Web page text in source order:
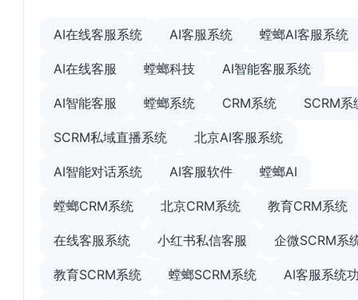
AI在线客服系统 AI客服系统 螳螂AI客服系统
AI在线客服 螳螂科技 AI智能客服系统
AI智能客服 螳螂系统 CRM系统 SCRM系
SCRM私域直播系统 北京AI客服系统
AI智能对话系统 AI客服软件 螳螂AI
螳螂CRM系统 北京CRM系统 教育CRM系统
在线客服系统 小红书私信客服 企微SCRM系
教育SCRM系统 螳螂SCRM系统 AI客服系统